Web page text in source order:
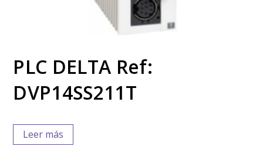
PLC DELTA Ref:
DVP14SS211T
Leer más